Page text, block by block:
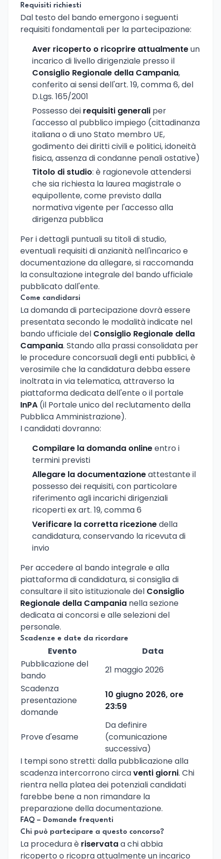
Requisiti richiesti
Dal testo del bando emergono i seguenti
requisiti fondamentali per la partecipazione:
Aver ricoperto o ricoprire attualmenteun
incarico di livello dirigenziale presso il
Consiglio Regionale della Campania,
conferito ai sensi dell'art. 19, comma 6, del
D.Lgs. 165/2001
Possesso dei requisiti generali per
l'accesso al pubblico impiego (cittadinanza
italiana o di uno Stato membro UE,
godimento dei diritti civili e politici, idoneità
fisica, assenza di condanne penali ostative)
Titolo di studio: è ragionevole attendersi
che sia richiesta la laurea magistrale o
equipollente, come previsto dalla
normativa vigente per l'accesso alla
dirigenza pubblica
Per i dettagli puntuali su titoli di studio,
eventuali requisiti di anzianità nell'incarico e
documentazione da allegare, si raccomanda
la consultazione integrale del bando ufficiale
pubblicato dall'ente.
Come candidarsi
La domanda di partecipazione dovrà essere
presentata secondo le modalità indicate nel
bando ufficiale del Consiglio Regionale della
Campania. Stando alla prassi consolidata per
le procedure concorsuali degli enti pubblici, è
verosimile che la candidatura debba essere
inoltrata in via telematica, attraverso la
piattaforma dedicata dell'ente o il portale
InPA (il Portale unico del reclutamento della
Pubblica Amministrazione).
I candidati dovranno:
Compilare la domanda onlineentro i
termini previsti
Allegare la documentazioneattestante il
possesso dei requisiti, con particolare
riferimento agli incarichi dirigenziali
ricoperti ex art. 19, comma 6
Verificare la corretta ricezionedella
candidatura, conservando la ricevuta di
invio
Per accedere al bando integrale e alla
piattaforma di candidatura, si consiglia di
consultare il sito istituzionale del Consiglio
Regionale della Campania nella sezione
dedicata ai concorsi e alle selezioni del
personale.
Scadenze e date da ricordare
Evento
Data
Pubblicazione del
bando
21 maggio 2026
Scadenza
presentazione
domande
10 giugno 2026, ore
23:59
Prove d'esame
Da definire
(comunicazione
successiva)
I tempi sono stretti: dalla pubblicazione alla
scadenza intercorrono circaventi giorni. Chi
rientra nella platea dei potenziali candidati
farebbe bene a non rimandare la
preparazione della documentazione.
FAQ – Domande frequenti
Chi può partecipare a questo concorso?
La procedura è riservataa chi abbia
ricoperto o ricopra attualmente un incarico